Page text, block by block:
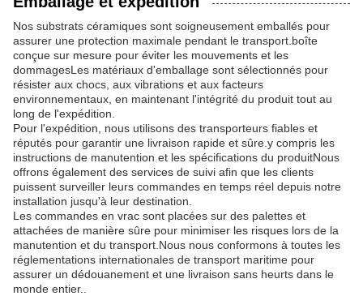
Nos substrats céramiques sont soigneusement emballés pour
assurer une protection maximale pendant le transport.boîte
conçue sur mesure pour éviter les mouvements et les
dommagesLes matériaux d'emballage sont sélectionnés pour
résister aux chocs, aux vibrations et aux facteurs
environnementaux, en maintenant l'intégrité du produit tout au
long de l'expédition.
Pour l'expédition, nous utilisons des transporteurs fiables et
réputés pour garantir une livraison rapide et sûre.y compris les
instructions de manutention et les spécifications du produitNous
offrons également des services de suivi afin que les clients
puissent surveiller leurs commandes en temps réel depuis notre
installation jusqu'à leur destination.
Les commandes en vrac sont placées sur des palettes et
attachées de manière sûre pour minimiser les risques lors de la
manutention et du transport.Nous nous conformons à toutes les
réglementations internationales de transport maritime pour
assurer un dédouanement et une livraison sans heurts dans le
monde entier..